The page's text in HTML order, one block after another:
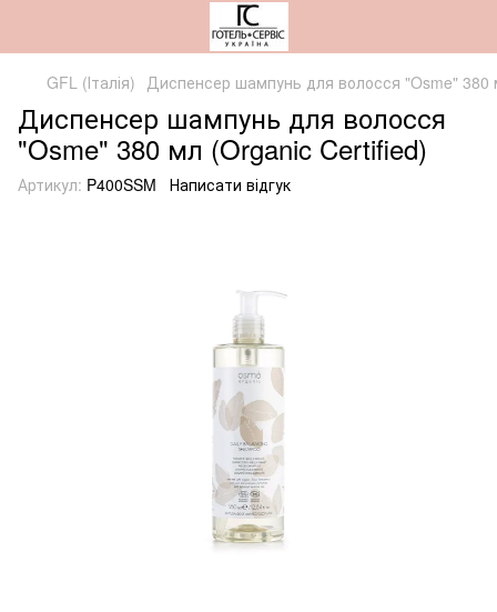
GFL (Італія) Диспенсер шампунь для волосся "Osme" 380
Диспенсер шампунь для волосся
"Osme" 380 мл (Organic Certified)
Артикул: P400SSM Написати відгук